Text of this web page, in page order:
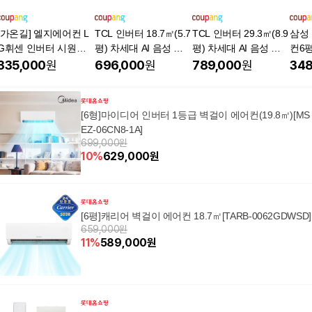
온길] 엘지에어컨 L
휘센 인버터 시원한
걸이에어컨 6평~16
포함 / 기본설치비별
/ 서울,.경기,수도권
치 / 인버터 / 친절한
담/ 빠른설치, [냉방]
평/인버터, 일반배관
원
TCL 인버터 18.7㎡(5.7
평) 차세대 AI 음성 공
기청정 벽걸이형 에어
696,000원
TCL 인버터 29.3㎡(8.9
평) 차세대 AI 음성 공
기청정 벽걸이형 에어
789,000원
삼성
컨6
설치
[6형]마이디어 인버터 1등급 벽걸이 에어컨(19.8㎡)[MS
EZ-06CN8-1A]
699,000원
10%629,000원
[6평]캐리어 벽걸이 에어컨 18.7㎡[TARB-0062GDWSD]
659,000원
11%589,000원